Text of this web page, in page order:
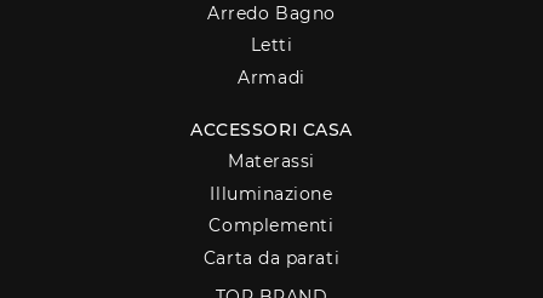
Arredo Bagno
Letti
Armadi
ACCESSORI CASA
Materassi
Illuminazione
Complementi
Carta da parati